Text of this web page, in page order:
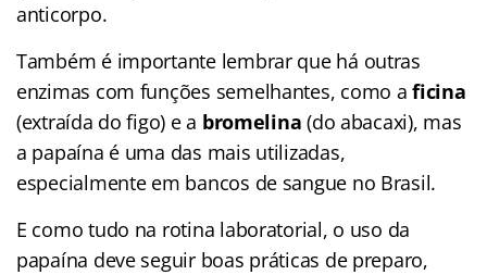
anticorpo.
Também é importante lembrar que há outras
enzimas com funções semelhantes, como aficina
(extraída do figo) e a bromelina (do abacaxi), mas
a papaína é uma das mais utilizadas,
especialmente em bancos de sangue no Brasil.
E como tudo na rotina laboratorial, o uso da
papaína deve seguir boas práticas de preparo,